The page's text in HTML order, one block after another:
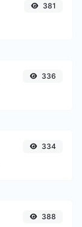
381
336
334
388